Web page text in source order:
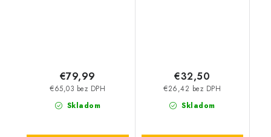
Skladom
€65,03 bez DPH
€79,99
Skladom
€26,42 bez DPH
€32,50